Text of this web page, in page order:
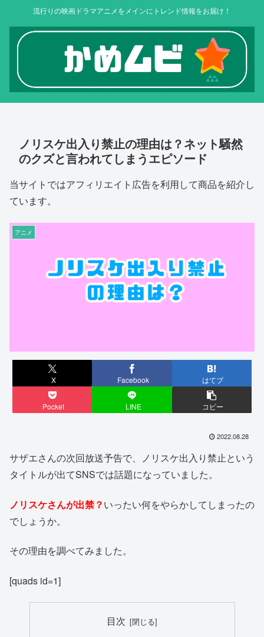
流行りの映画ドラマアニメをメインにトレンド情報をお届け！
ノリスケ出入り禁止の理由は？ネット騒然
のクズと言われてしまうエピソード
当サイトではアフィリエイト広告を利用して商品を紹介し
ています。
アニメ
X Facebook はてブ
Pocket LINE コピー
2022.08.28
サザエさんの次回放送予告で、ノリスケ出入り禁止という
タイトルが出てSNSでは話題になっていました。
ノリスケさんが出禁？いったい何をやらかしてしまったの
でしょうか。
その理由を調べてみました。
[quads id=1]
目次